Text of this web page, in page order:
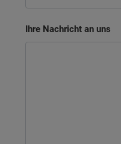
Ihre Nachricht an uns